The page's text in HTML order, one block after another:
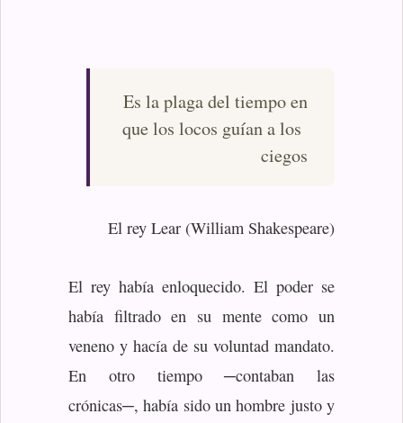
Es la plaga del tiempo en
que los locos guían a los
ciegos
El rey Lear (William Shakespeare)
El rey había enloquecido. El poder se
había filtrado en su mente como un
veneno y hacía de su voluntad mandato.
En otro tiempo ─contaban las
crónicas─, había sido un hombre justo y